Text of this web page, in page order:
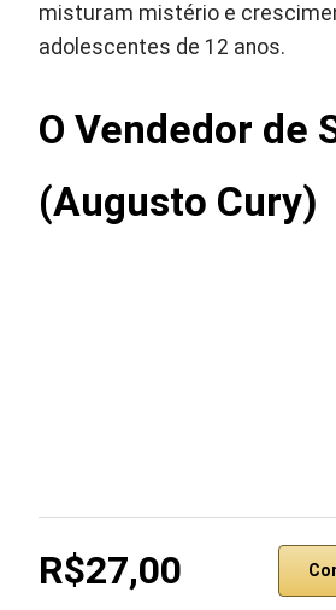
misturam mistério e
adolescentes de 12 anos.
O Vendedor de
(Augusto Cury)
R$27,00